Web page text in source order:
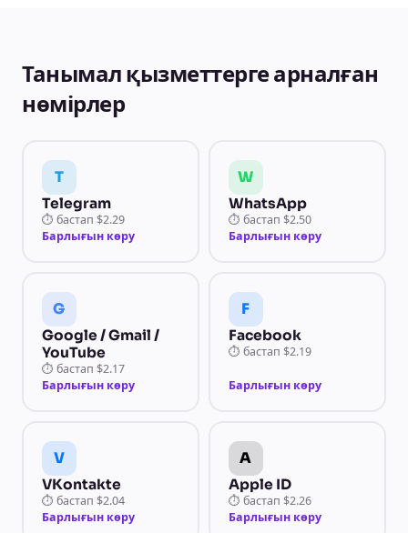
Танымал қызметтерге арналған
нөмірлер
T
Telegram
⏱ бастап $2.29
Барлығын көру
W
WhatsApp
⏱ бастап $2.50
Барлығын көру
G
Google / Gmail /
YouTube
⏱ бастап $2.17
Барлығын көру
F
Facebook
⏱ бастап $2.19
Барлығын көру
V
VKontakte
⏱ бастап $2.04
Барлығын көру
A
Apple ID
⏱ бастап $2.26
Барлығын көру